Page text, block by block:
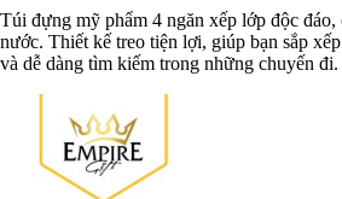
Túi đựng mỹ phẩm 4 ngăn xếp lớp độc
nước. Thiết kế treo tiện lợi, giúp bạn sắp
và dễ dàng tìm kiếm trong những chuyến đi.